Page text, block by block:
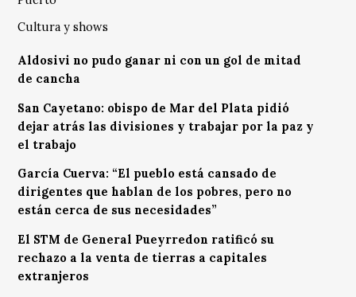
Cultura y shows
Aldosivi no pudo ganar ni con un gol de mitad
de cancha
San Cayetano: obispo de Mar del Plata pidió
dejar atrás las divisiones y trabajar por la paz y
el trabajo
García Cuerva: “El pueblo está cansado de
dirigentes que hablan de los pobres, pero no
están cerca de sus necesidades”
El STM de General Pueyrredon ratificó su
rechazo a la venta de tierras a capitales
extranjeros